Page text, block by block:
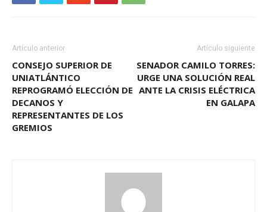
Artículo anterior
CONSEJO SUPERIOR DE
UNIATLÁNTICO
REPROGRAMÓ ELECCIÓN DE
DECANOS Y
REPRESENTANTES DE LOS
GREMIOS
Artículo siguiente
SENADOR CAMILO TORRES:
URGE UNA SOLUCIÓN REAL
ANTE LA CRISIS ELÉCTRICA
EN GALAPA